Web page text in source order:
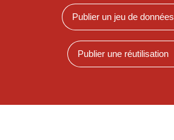
Publier un jeu de données
Publier une réutilisation